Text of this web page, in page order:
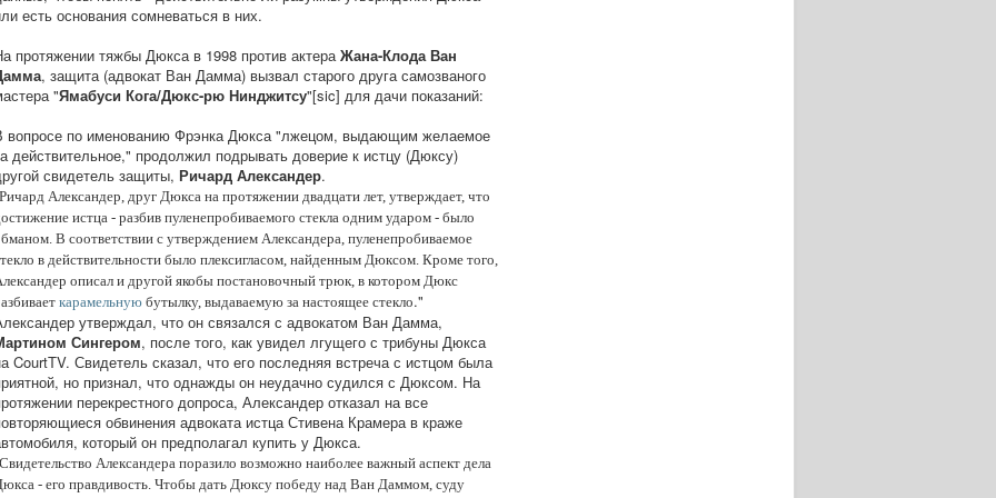
есть основания сомневаться в них.
протяжении тяжбы Дюкса в 1998 против актераЖана-Клода Ван
, защита (адвокат Ван Дамма) вызвал старого друга самозваного
"Ямабуси Кога/Дюкс-рю Нинджитсу"[sic] для дачи показаний:
вопросе по именованию Фрэнка Дюкса "лжецом, выдающим желаемое
действительное," продолжил подрывать доверие к истцу (Дюксу)
свидетель защиты, Ричард Александер.
Ричард Александер, друг Дюкса на протяжении двадцати лет, утверждает, что
истца - разбив пуленепробиваемого стекла одним ударом - было
В соответствии с утверждением Александера, пуленепробиваемое
в действительности было плексигласом, найденным Дюксом. Кроме того,
описал и другой якобы постановочный трюк, в котором Дюкс
карамельную бутылку, выдаваемую за настоящее стекло."
утверждал, что он связался с адвокатом Ван Дамма,
Сингером, после того, как увидел лгущего с трибуны Дюкса
CourtTV. Свидетель сказал, что его последняя встреча с истцом была
но признал, что однажды он неудачно судился с Дюксом. На
перекрестного допроса, Александер отказал на все
обвинения адвоката истца Стивена Крамера в краже
который он предполагал купить у Дюкса.
Свидетельство Александера поразило возможно наиболее важный аспект дела
- его правдивость. Чтобы дать Дюксу победу над Ван Даммом, суду